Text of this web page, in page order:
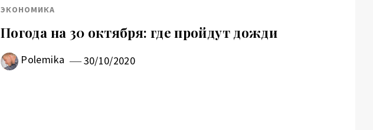
ЭКОНОМИКА
Погода на 30 октября: где пройдут дожди
Polemika 30/10/2020